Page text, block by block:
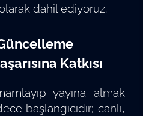
dahil ediyoruz.
Katkısı
yayına almak
başlangıcıdır; canlı,